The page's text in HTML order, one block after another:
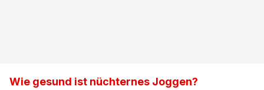
Wie gesund ist nüchternes Joggen?